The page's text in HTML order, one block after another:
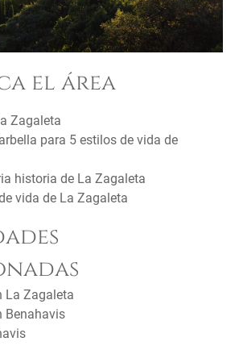
el área
Zagaleta
para 5 estilos de vida de
historia de La Zagaleta
vida de La Zagaleta
La Zagaleta
Benahavis